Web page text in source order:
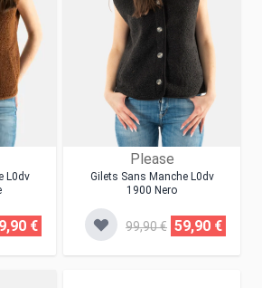
L0dv
€
Please
Gilets Sans Manche L0dv
1900 Nero
99,90 € 59,90 €